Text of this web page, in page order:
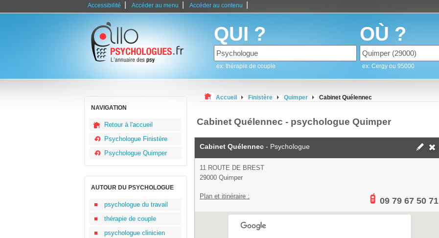
Accessibilité Accéder au menu Accéder au contenu
QUI ?
ex: thérapie de couple
OÙ ?
ex: Cergy ou 95000
NAVIGATION
Retour à l'accueil
Psychologue Finistère
Psychologue Quimper
AUTOUR DU PSYCHOLOGUE
psychologue du travail
thérapie de couple
psychologue clinicien
Accueil Finistère Quimper Cabinet Quélennec
Cabinet Quélennec - psychologue Quimper
Cabinet Quélennec - Psychologue
11 ROUTE DE BREST
29000 Quimper
Plan et itinéraire : 09 79 67 50 71